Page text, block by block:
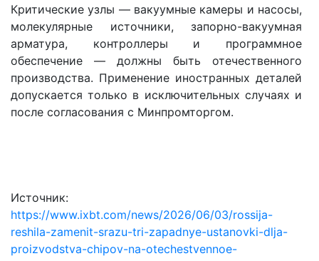
Критические узлы — вакуумные камеры и насосы,
молекулярные источники, запорно-вакуумная
арматура, контроллеры и программное
обеспечение — должны быть отечественного
производства. Применение иностранных деталей
допускается только в исключительных случаях и
после согласования с Минпромторгом.
Источник:
https://www.ixbt.com/news/2026/06/03/rossija-
reshila-zamenit-srazu-tri-zapadnye-ustanovki-dlja-
proizvodstva-chipov-na-otechestvennoe-